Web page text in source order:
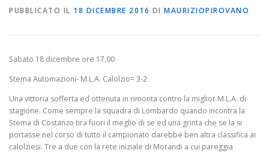
PUBBLICATO IL 18 DICEMBRE 2016 DI MAURIZIOPIROVANO
Sabato 18 dicembre ore 17,00
Stema Automazioni- M.L.A. Calolzio= 3-2
Una vittoria sofferta ed ottenuta in rimonta contro la miglior M.L.A. di
stagione. Come sempre la squadra di Lombardo quando incontra la
Stema di Costanzo tira fuori il meglio di se ed una grinta che se la si
portasse nel corso di tutto il campionato darebbe ben altra classifica ai
calolziesi. Tre a due con la rete iniziale di Morandi a cui pareggia